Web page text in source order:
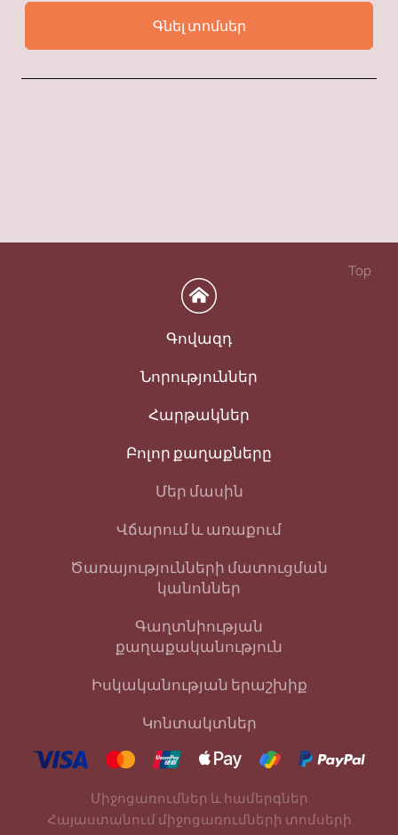
Գնել տոմսեր
Top
Գովազդ
Նորություններ
Հարթակներ
Բոլոր քաղաքները
Մեր մասին
Վճարում և առաքում
Ծառայությունների մատուցման
կանոններ
Գաղտնիության
քաղաքականություն
Իսկականության երաշխիք
Կոնտակտներ
Միջոցառումներ և համերգներ
Հայաստանում միջոցառումների տոմսերի